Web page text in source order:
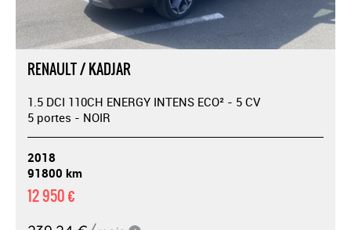
RENAULT / KADJAR
1.5 DCI 110CH ENERGY INTENS ECO² - 5 CV
5 portes - NOIR
2018
91800 km
12 950 €